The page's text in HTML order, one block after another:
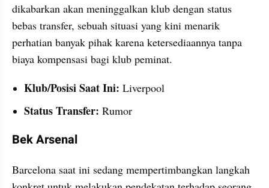
dikabarkan akan meninggalkan klub dengan status
bebas transfer, sebuah situasi yang kini menarik
perhatian banyak pihak karena ketersediaannya tanpa
biaya kompensasi bagi klub peminat.
Klub/Posisi Saat Ini: Liverpool
Status Transfer: Rumor
Bek Arsenal
Barcelona saat ini sedang mempertimbangkan langkah